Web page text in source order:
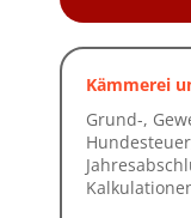
Kämmerei